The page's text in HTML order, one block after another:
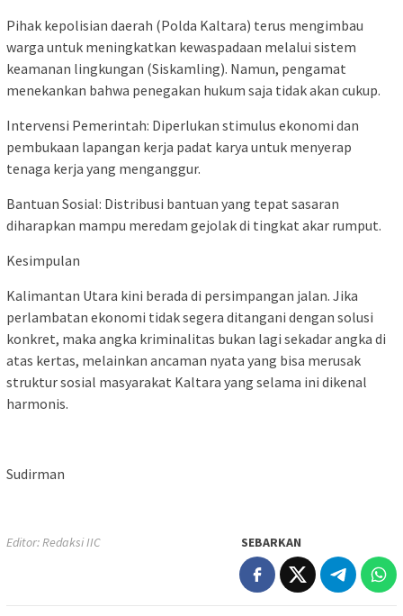
Pihak kepolisian daerah (Polda Kaltara) terus mengimbau
warga untuk meningkatkan kewaspadaan melalui sistem
keamanan lingkungan (Siskamling). Namun, pengamat
menekankan bahwa penegakan hukum saja tidak akan cukup.
Intervensi Pemerintah: Diperlukan stimulus ekonomi dan
pembukaan lapangan kerja padat karya untuk menyerap
tenaga kerja yang menganggur.
Bantuan Sosial: Distribusi bantuan yang tepat sasaran
diharapkan mampu meredam gejolak di tingkat akar rumput.
Kesimpulan
Kalimantan Utara kini berada di persimpangan jalan. Jika
perlambatan ekonomi tidak segera ditangani dengan solusi
konkret, maka angka kriminalitas bukan lagi sekadar angka di
atas kertas, melainkan ancaman nyata yang bisa merusak
struktur sosial masyarakat Kaltara yang selama ini dikenal
harmonis.
Sudirman
Editor: Redaksi IIC SEBARKAN